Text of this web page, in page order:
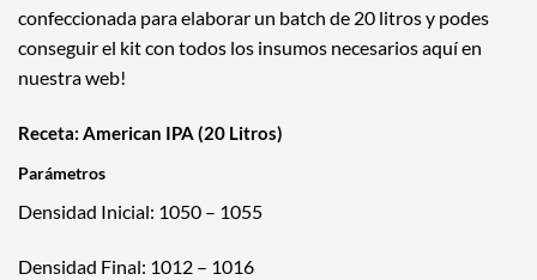
confeccionada para elaborar un batch de 20 litros y podes
conseguir el kit con todos los insumos necesarios aquí en
nuestra web!
Receta: American IPA (20 Litros)
Parámetros
Densidad Inicial: 1050 – 1055
Densidad Final: 1012 – 1016